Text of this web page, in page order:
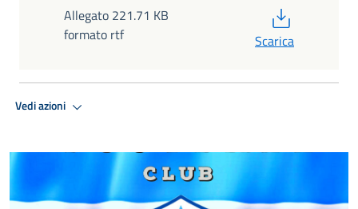
Allegato 221.71 KB
formato rtf
Scarica
Vedi azioni